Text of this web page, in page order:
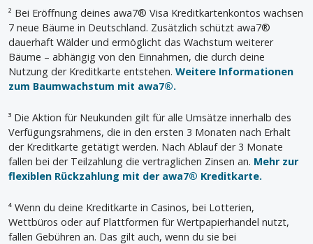
² Bei Eröffnung deines awa7® Visa Kreditkartenkontos wachsen
7 neue Bäume in Deutschland. Zusätzlich schützt awa7®
dauerhaft Wälder und ermöglicht das Wachstum weiterer
Bäume – abhängig von den Einnahmen, die durch deine
Nutzung der Kreditkarte entstehen. Weitere Informationen
zum Baumwachstum mit awa7®.
³ Die Aktion für Neukunden gilt für alle Umsätze innerhalb des
Verfügungsrahmens, die in den ersten 3 Monaten nach Erhalt
der Kreditkarte getätigt werden. Nach Ablauf der 3 Monate
fallen bei der Teilzahlung die vertraglichen Zinsen an. Mehr zur
flexiblen Rückzahlung mit der awa7® Kreditkarte.
⁴ Wenn du deine Kreditkarte in Casinos, bei Lotterien,
Wettbüros oder auf Plattformen für Wertpapierhandel nutzt,
fallen Gebühren an. Das gilt auch, wenn du sie bei